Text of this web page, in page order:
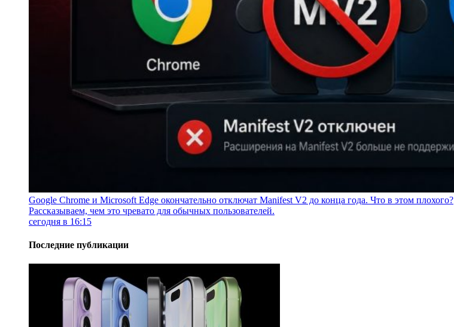
Google Chrome и Microsoft Edge окончательно отключат Manifest V2 до конца года. Что в этом плохого?
Рассказываем, чем это чревато для обычных пользователей.
сегодня в 16:15
Последние публикации